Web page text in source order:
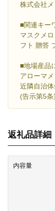
株式会社
■関連キー
マスクメ
フト 贈答
■地場産品
アローマ
近隣自治
(告示第5
返礼品詳細
内容量